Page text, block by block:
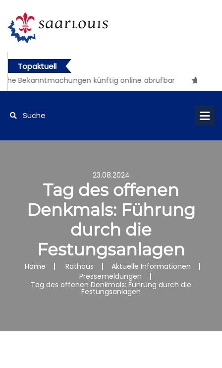
Topaktuell
Bekanntmachungen künftig online abrufbar
23.08.2024
Tag des offenen
Denkmals: Führung
durch die
Festungsanlagen
Home Rathaus
Aktuelle Informationen
Pressemeldungen
Tag des offenen Denkmals: Führung durch die
Festungsanlagen